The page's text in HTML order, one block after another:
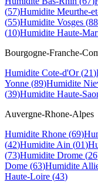
(57)Humidite Meurthe-
(55)Humidite Vosges (88
(10)Humidite Haute-
Bourgogne-Franche-
Humidite Cote-d'Or(21)
Yonne (89)Humidite
(39)Humidite Haute-
Auvergne-Rhone-Alpes
Humidite Rhone (69)
(42)Humidite Ain (01)
(73)Humidite Drome (26
Dome (63)Humidite
Haute-Loire (43)